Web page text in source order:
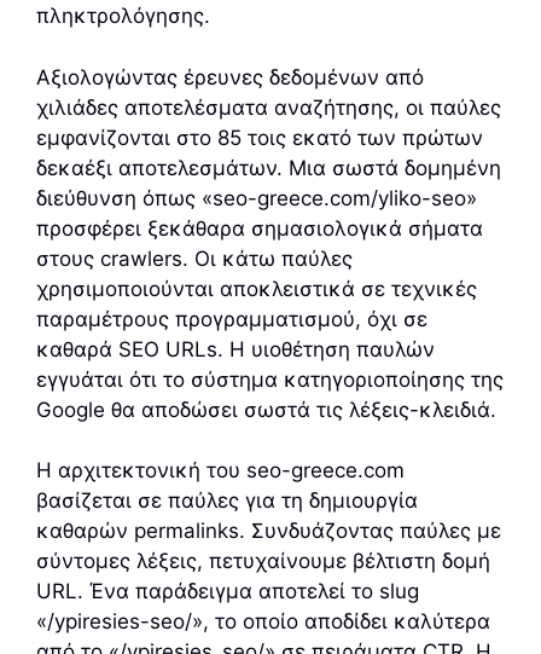
πληκτρολόγησης.
Αξιολογώντας έρευνες δεδομένων από
χιλιάδες αποτελέσματα αναζήτησης, οι παύλες
εμφανίζονται στο 85 τοις εκατό των πρώτων
δεκαέξι αποτελεσμάτων. Μια σωστά δομημένη
διεύθυνση όπως «seo-greece.com/yliko-seo»
προσφέρει ξεκάθαρα σημασιολογικά σήματα
στους crawlers. Οι κάτω παύλες
χρησιμοποιούνται αποκλειστικά σε τεχνικές
παραμέτρους προγραμματισμού, όχι σε
καθαρά SEO URLs. Η υιοθέτηση παυλών
εγγυάται ότι το σύστημα κατηγοριοποίησης της
Google θα αποδώσει σωστά τις λέξεις-κλειδιά.
Η αρχιτεκτονική του seo-greece.com
βασίζεται σε παύλες για τη δημιουργία
καθαρών permalinks. Συνδυάζοντας παύλες με
σύντομες λέξεις, πετυχαίνουμε βέλτιστη δομή
URL. Ένα παράδειγμα αποτελεί το slug
«/ypiresies-seo/», το οποίο αποδίδει καλύτερα